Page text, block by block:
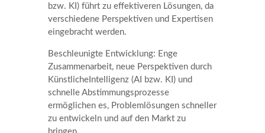
bzw. KI) führt zu effektiveren Lösungen, da
verschiedene Perspektiven und Expertisen
eingebracht werden.
Beschleunigte Entwicklung: Enge
Zusammenarbeit, neue Perspektiven durch
KünstlicheIntelligenz (AI bzw. KI) und
schnelle Abstimmungsprozesse
ermöglichen es, Problemlösungen schneller
zu entwickeln und auf den Markt zu